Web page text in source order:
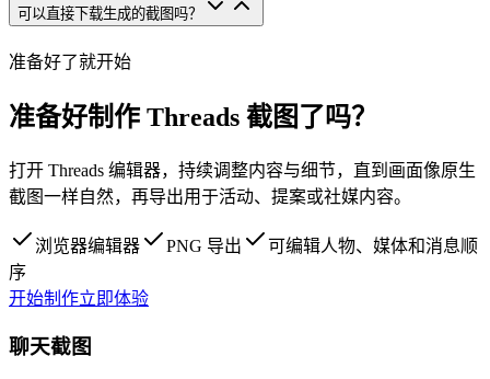
可以直接下载生成的截图吗？
准备好了就开始
准备好制作 Threads 截图了吗？
打开 Threads 编辑器，持续调整内容与细节，直到画面像原生
截图一样自然，再导出用于活动、提案或社媒内容。
浏览器编辑器 PNG 导出
可编辑人物、媒体和消息顺
序
开始制作立即体验
聊天截图